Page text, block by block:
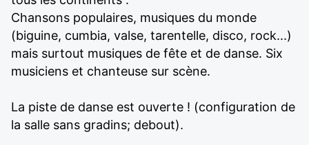
Chansons populaires, musiques du monde
(biguine, cumbia, valse, tarentelle, disco, rock...)
mais surtout musiques de fête et de danse. Six
musiciens et chanteuse sur scène.
La piste de danse est ouverte ! (configuration de
la salle sans gradins; debout).